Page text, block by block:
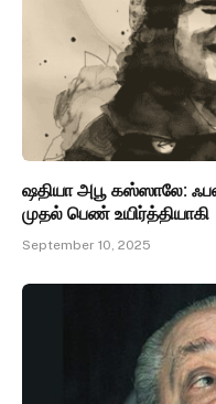
ஷதியா அபூ கஸ்ஸாலே:
முதல் பெண் உயிர்த்தியாகி
September 10, 2025